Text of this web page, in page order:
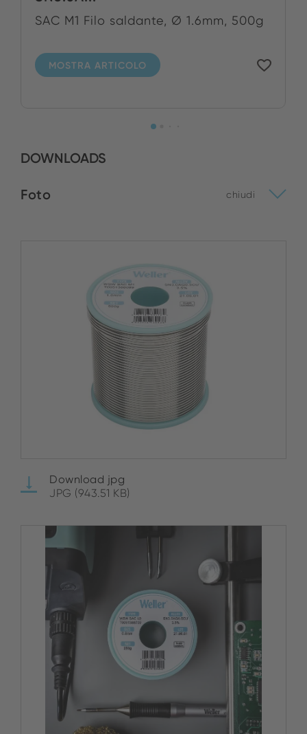
SAC M1 Filo saldante, Ø 1.6mm, 500g
MOSTRA ARTICOLO
DOWNLOADS
Foto chiudi
Download jpg
JPG (943.51 KB)